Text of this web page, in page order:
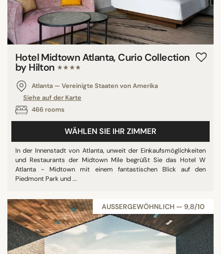
Hotel Midtown Atlanta, Curio Collection
by Hilton ★★★★
Atlanta — Vereinigte Staaten von Amerika
Siehe auf der Karte
466 rooms
WÄHLEN SIE IHR ZIMMER
In der Innenstadt von Atlanta, unweit der Einkaufsmöglichkeiten
und Restaurants der Midtown Mile begrüßt Sie das Hotel W
Atlanta - Midtown mit einem fantastischen Blick auf den
Piedmont Park und ...
AUSSERGEWÖHNLICH — 9,8/10